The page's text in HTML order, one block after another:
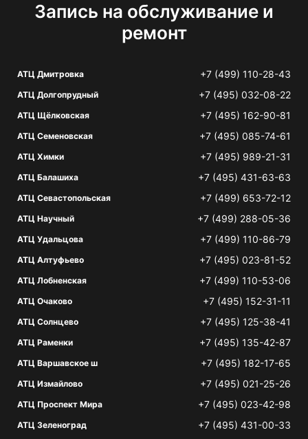
Запись на обслуживание и
ремонт
АТЦ Дмитровка +7 (499) 110-28-43
АТЦ Долгопрудный +7 (495) 032-08-22
АТЦ Щёлковская +7 (495) 162-90-81
АТЦ Семеновская +7 (495) 085-74-61
АТЦ Химки +7 (495) 989-21-31
АТЦ Балашиха +7 (495) 431-63-63
АТЦ Севастопольская +7 (499) 653-72-12
АТЦ Научный +7 (499) 288-05-36
АТЦ Удальцова +7 (499) 110-86-79
АТЦ Алтуфьево +7 (495) 023-81-52
АТЦ Лобненская +7 (499) 110-53-06
АТЦ Очаково +7 (495) 152-31-11
АТЦ Солнцево +7 (495) 125-38-41
АТЦ Раменки +7 (495) 135-42-87
АТЦ Варшавское ш +7 (495) 182-17-65
АТЦ Измайлово +7 (495) 021-25-26
АТЦ Проспект Мира +7 (495) 023-42-98
АТЦ Зеленоград +7 (495) 431-00-33